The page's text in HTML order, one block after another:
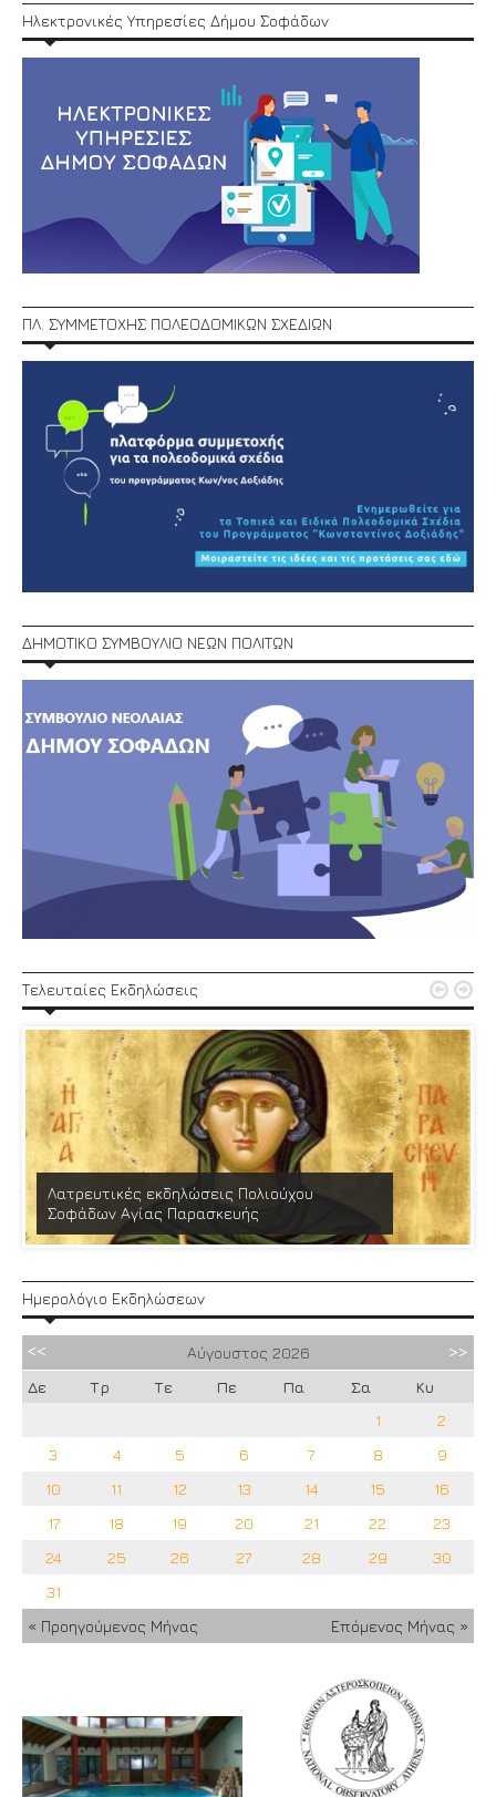
Ηλεκτρονικές Υπηρεσίες Δήμου Σοφάδων
ΠΛ. ΣΥΜΜΕΤΟΧΗΣ ΠΟΛΕΟΔΟΜΙΚΩΝ ΣΧΕΔΙΩΝ
ΔΗΜΟΤΙΚΟ ΣΥΜΒΟΥΛΙΟ ΝΕΩΝ ΠΟΛΙΤΩΝ
Τελευταίες Εκδηλώσεις
Λατρευτικές εκδηλώσεις Πολιούχου
Σοφάδων Αγίας Παρασκευής
 
Ημερολόγιο Εκδηλώσεων
Αύγουστος 2026
Δε
Τρ Τε Πε Πα Σα
Κυ
1
2
3
4 5 6 7 8
9
10
11 12 13 14 15
16
17
18 19 20 21 22
23
24
25 26 27 28 29
30
31
« Προηγούμενος Μήνας
Επόμενος Μήνας »